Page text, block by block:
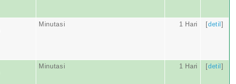
Minutasi 1 Hari [detil]
Minutasi 1 Hari [detil]